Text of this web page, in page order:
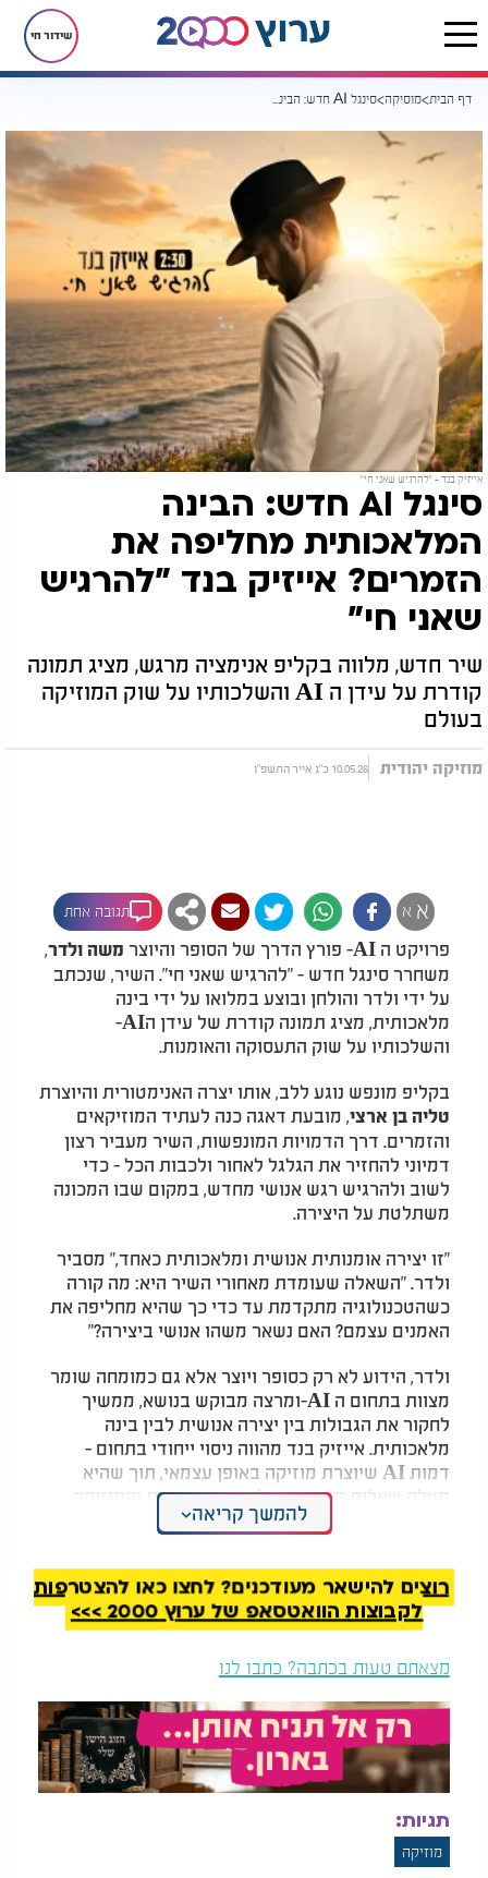
שידור חי
דף הבית מוסיקה סינגל AI חדש: הבינה המלאכותית מחליפה את הזמרים? אייזיק בנד "להרגיש שאני חי"
אייזיק בנד - "להרגיש שאני חי"
סינגל AI חדש: הבינה
המלאכותית מחליפה את
הזמרים? אייזיק בנד "להרגיש
שאני חי"
שיר חדש, מלווה בקליפ אנימציה מרגש, מציג תמונה
קודרת על עידן ה AI והשלכותיו על שוק המוזיקה
בעולם
מוזיקה יהודית 10.05.26 כ"ג אייר התשפ"ו
א א תגובה אחת
פרויקט ה -AI פורץ הדרך של הסופר והיוצר משה ולדר,
משחרר סינגל חדש - "להרגיש שאני חי". השיר, שנכתב
על ידי ולדר והולחן ובוצע במלואו על ידי בינה
מלאכותית, מציג תמונה קודרת של עידן ה-AI
והשלכותיו על שוק התעסוקה והאומנות.
בקליפ מונפש נוגע ללב, אותו יצרה האנימטורית והיוצרת
טליה בן ארצי, מובעת דאגה כנה לעתיד המוזיקאים
והזמרים. דרך הדמויות המונפשות, השיר מעביר רצון
דמיוני להחזיר את הגלגל לאחור ולכבות הכל - כדי
לשוב ולהרגיש רגש אנושי מחדש, במקום שבו המכונה
משתלטת על היצירה.
"זו יצירה אומנותית אנושית ומלאכותית כאחד," מסביר
ולדר. "השאלה שעומדת מאחורי השיר היא: מה קורה
כשהטכנולוגיה מתקדמת עד כדי כך שהיא מחליפה את
האמנים עצמם? האם נשאר משהו אנושי ביצירה?"
ולדר, הידוע לא רק כסופר ויוצר אלא גם כמומחה שומר
מצוות בתחום ה -AIומרצה מבוקש בנושא, ממשיך
לחקור את הגבולות בין יצירה אנושית לבין בינה
מלאכותית. אייזיק בנד מהווה ניסוי ייחודי בתחום -
דמות AI שיוצרת מוזיקה באופן עצמאי, תוך שהיא
מעלה שאלות מהותיות על עתיד האומנות והמוזיקה
אייזיק בנד - להרגיש שאני חי
להמשך קריאה
רוצים להישאר מעודכנים? לחצו כאן להצטרפות
לקבוצות הוואטסאפ של ערוץ 2000 >>>
מצאתם טעות בכתבה? כתבו לנו
תגיות:
מוזיקה